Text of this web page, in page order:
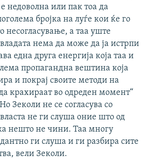
недоволна или пак тоа да
бројка на луѓе кои ќе го
несогласување, а таа уште
нема да може да ја истрпи
една друга енергија која таа и
пропагандна вештина која
и покрај своите методи на
крахираат во одреден момент“
Зеколи не се согласува со
не ги слуша оние што од
нешто не чини. Таа многу
ги слуша и ги разбира сите
вели Зеколи.